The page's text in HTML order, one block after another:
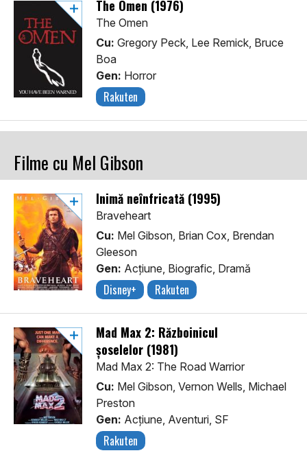
The Omen (1976)
The Omen
Cu: Gregory Peck, Lee Remick, Bruce
Boa
Gen: Horror
Rakuten
Filme cu Mel Gibson
Inimă neînfricată (1995)
Braveheart
Cu: Mel Gibson, Brian Cox, Brendan
Gleeson
Gen: Acţiune, Biografic, Dramă
Disney+ Rakuten
Mad Max 2: Războinicul
șoselelor (1981)
Mad Max 2: The Road Warrior
Cu: Mel Gibson, Vernon Wells, Michael
Preston
Gen: Acţiune, Aventuri, SF
Rakuten